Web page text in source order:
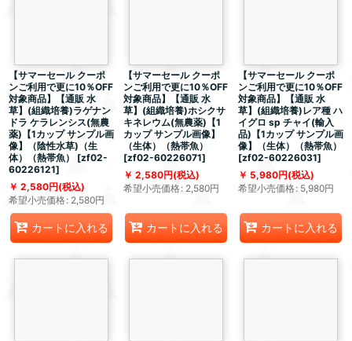
【サマーセール クーポ
ンご利用で更に10％OFF
対象商品】【通販 水
草】(組織培養)ラゲナン
ドラ ケラレンシス(無農
薬)【1カップ サンプル画
像】（陰性水草)（生
体）（熱帯魚）
[zf02-
60226121]
2,580円(税込)
希望小売価格: 2,580円
カートに入れる
【サマーセール クーポ
ンご利用で更に10％OFF
対象商品】【通販 水
草】(組織培養)ホシクサ
キネレウム(無農薬)【1
カップ サンプル画像】
（生体）（熱帯魚）
[zf02-60226071]
2,580円(税込)
希望小売価格: 2,580円
カートに入れる
【サマーセール クーポ
ンご利用で更に10％OFF
対象商品】【通販 水
草】(組織培養)レア種 ハ
イグロ sp チャイ(輸入
品)【1カップ サンプル画
像】（生体）（熱帯魚）
[zf02-60226031]
5,980円(税込)
希望小売価格: 5,980円
カートに入れる